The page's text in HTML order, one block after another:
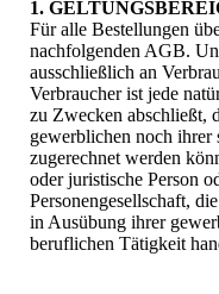
1.
Für alle Bestellungen
nachfolgenden AGB.
ausschließlich an
Verbraucher ist jede
zu Zwecken abschließt,
gewerblichen noch
zugerechnet werden
oder juristische Person
Personengesellschaft,
in Ausübung ihrer
beruflichen Tätigkeit